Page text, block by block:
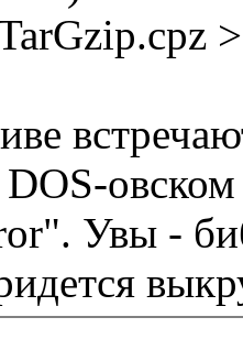
Увы -